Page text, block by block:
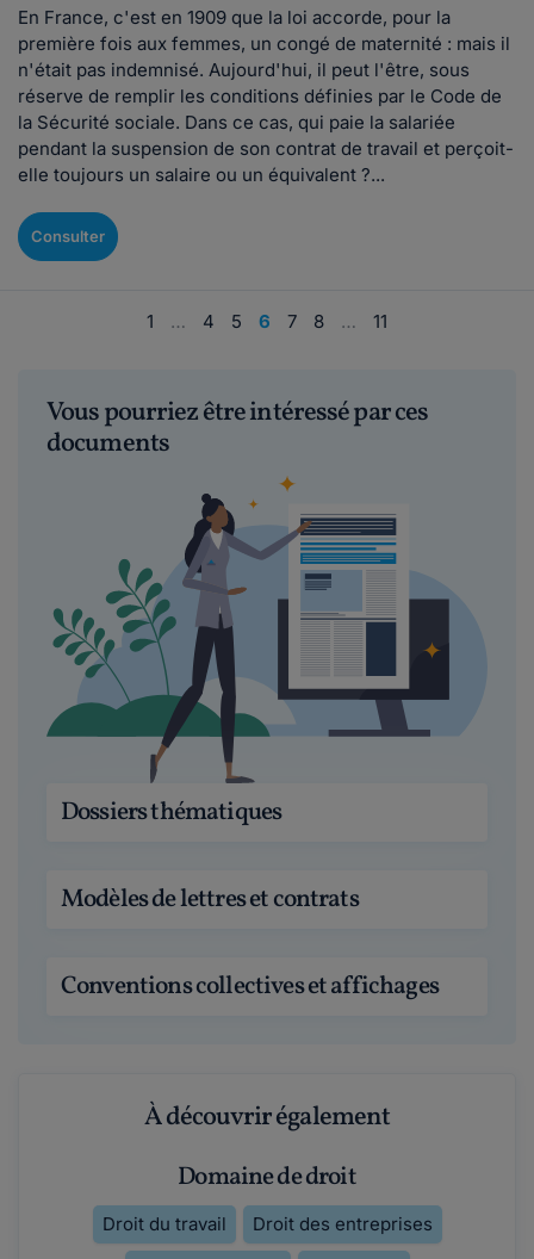
En France, c'est en 1909 que la loi accorde, pour la
première fois aux femmes, un congé de maternité : mais il
n'était pas indemnisé. Aujourd'hui, il peut l'être, sous
réserve de remplir les conditions définies par le Code de
la Sécurité sociale. Dans ce cas, qui paie la salariée
pendant la suspension de son contrat de travail et perçoit-
elle toujours un salaire ou un équivalent ?...
Consulter
1 … 4 5 6 7 8 … 11
Vous pourriez être intéressé par ces
documents
Dossiers thématiques
Modèles de lettres et contrats
Conventions collectives et affichages
À découvrir également
Domaine de droit
Droit du travail
Droit des entreprises